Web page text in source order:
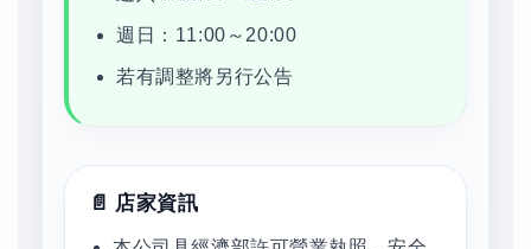
週日：11:00～20:00
若有調整將另行公告
📄 店家資訊